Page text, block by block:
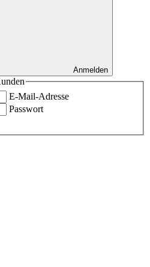
Anmelden
E-Mail-Adresse
Passwort